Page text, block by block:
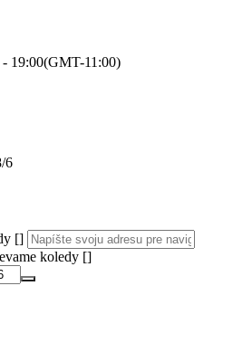
- 19:00(GMT-11:00)
6
[]
koledy []